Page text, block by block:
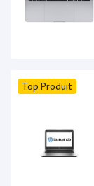
Top Produit